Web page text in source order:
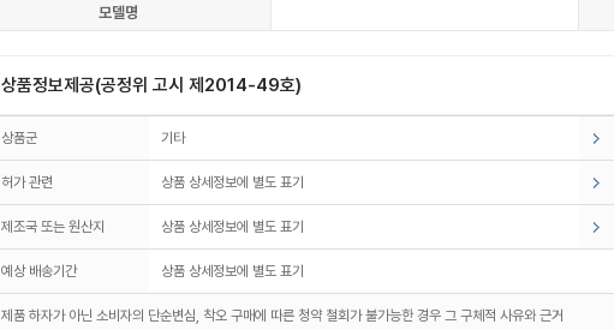
모델명
상품정보제공(공정위 고시 제2014-49호)
상품군 기타
허가 관련 상품 상세정보에 별도 표기
제조국 또는 원산지 상품 상세정보에 별도 표기
예상 배송기간 상품 상세정보에 별도 표기
제품 하자가 아닌 소비자의 단순변심, 착오 구매에 따른 청약 철회가 불가능한 경우 그 구체적 사유와 근거